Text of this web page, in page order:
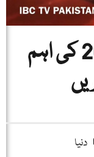
ہفتہ : 13 جولائی 2019 کی اہم
دنیا